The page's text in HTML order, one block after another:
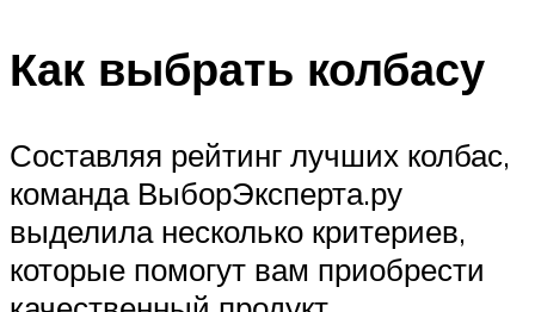
Как выбрать колбасу
Составляя рейтинг лучших колбас,
команда ВыборЭксперта.ру
выделила несколько критериев,
которые помогут вам приобрести